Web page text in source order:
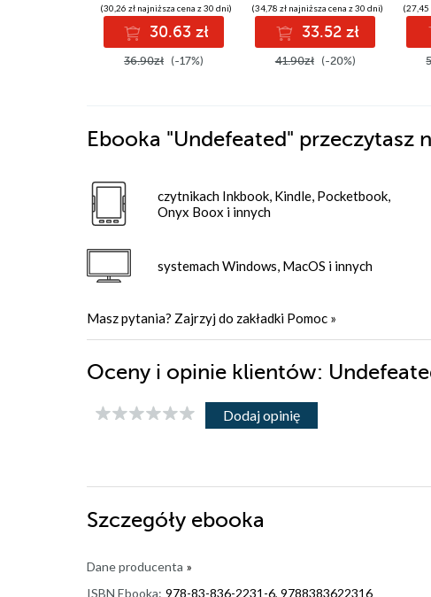
(30,26 zł najniższa cena z 30 dni)
30.63 zł
36.90zł (-17%)
(34,78 zł najniższa cena z 30 dni)
33.52 zł
41.90zł (-20%)
(27,45
Ebooka "Undefeated" przeczytasz
czytnikach Inkbook, Kindle, Pocketbook,
Onyx Boox i innych
systemach Windows, MacOS i innych
Masz pytania? Zajrzyj do zakładki Pomoc »
Oceny i opinie klientów:
Dodaj opinię
Szczegóły ebooka
Dane producenta »
ISBN Ebooka: 978-83-836-2231-6, 9788383622316